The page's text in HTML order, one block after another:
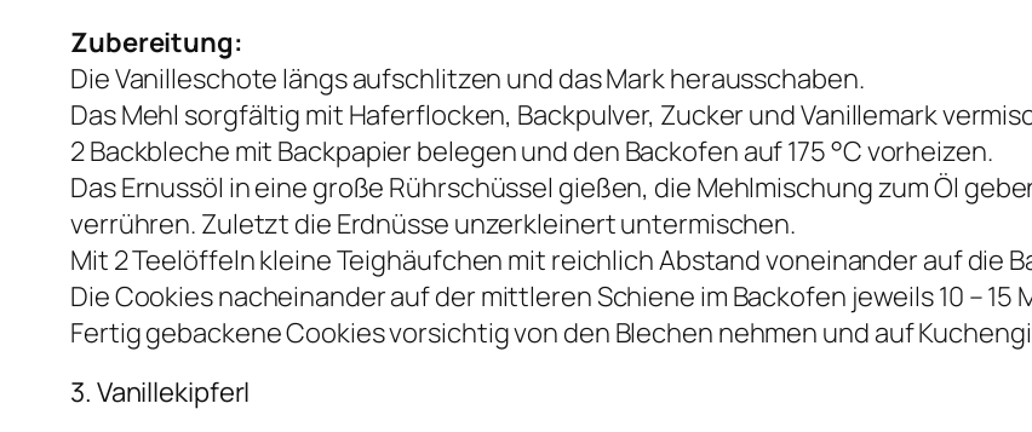
Zubereitung:
Die Vanilleschote längs aufschlitzen und das Mark herausschaben.
Das Mehl sorgfältig mit Haferflocken, Backpulver, Zucker und Vanillemark
2 Backbleche mit Backpapier belegen und den Backofen auf 175 °C vorheizen.
Das Ernussöl in eine große Rührschüssel gießen, die Mehlmischung zum Öl
verrühren. Zuletzt die Erdnüsse unzerkleinert untermischen.
Mit 2 Teelöffeln kleine Teighäufchen mit reichlich Abstand voneinander auf die
Die Cookies nacheinander auf der mittleren Schiene im Backofen jeweils 10 – 15
Fertig gebackene Cookies vorsichtig von den Blechen nehmen und auf
3. Vanillekipferl